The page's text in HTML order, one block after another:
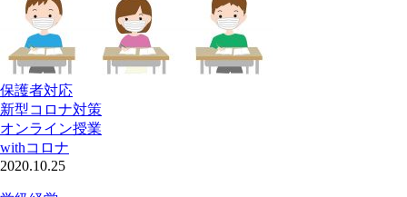
保護者対応
新型コロナ対策
オンライン授業
withコロナ
2020.10.25